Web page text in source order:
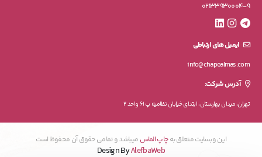
02133930004-9
ایمیل های ارتباطی
info@chapealmas.com
آدرس شرکت:
تهران، میدان بهارستان، ابتدای خیابان نظامیه پ 61 واحد 2
این وبسایت متعلق بهچاپ الماس میباشد و تمامی حقوق آن محفوظ است
Design ByAlefbaWeb